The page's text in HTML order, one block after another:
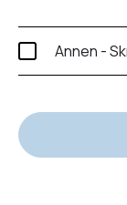
Annen -